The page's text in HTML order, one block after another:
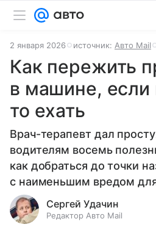
2 января 2026 источник: Авто Mail
Как пережить
в машине, если
то ехать
Врач-терапевт дал
водителям восемь
как добраться до точки
с наименьшим вредом
Сергей Удачин
Редактор Авто Mail